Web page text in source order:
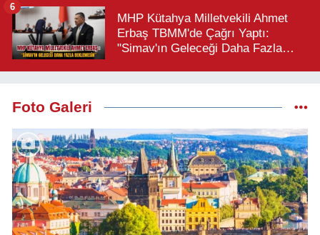
MHP Kütahya Milletvekili Ahmet
Erbaş TBMM'de Çağrı Yaptı:
"Simav'ın Geleceği Daha Fazla
6
Foto Galeri